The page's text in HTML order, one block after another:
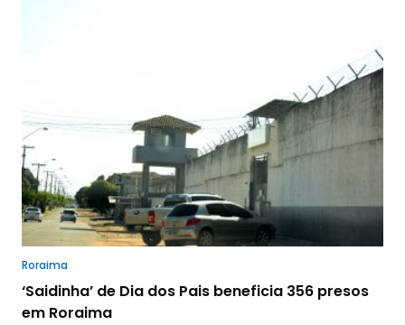
Roraima
‘Saidinha’ de Dia dos Pais beneficia 356 presos
em Roraima